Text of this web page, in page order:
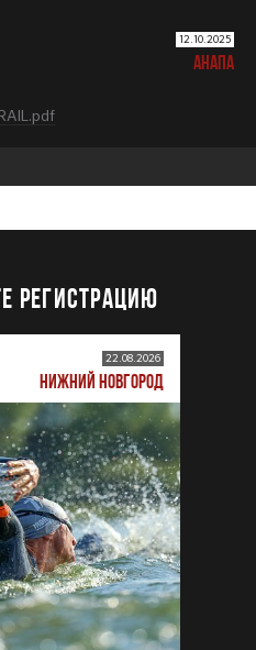
12.10.2025
АНАПА
РЕГИСТРАЦИЮ
22.08.2026
НИЖНИЙ НОВГОРОД